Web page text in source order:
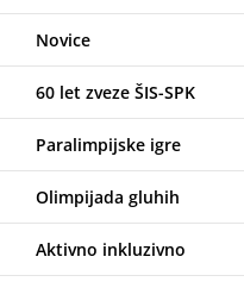
Novice
60 let zveze ŠIS-SPK
Paralimpijske igre
Olimpijada gluhih
Aktivno inkluzivno